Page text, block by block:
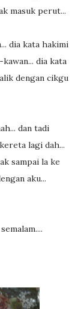
masuk perut...
dia kata hakimi
dia kata
dengan cikgu
dan tadi
lagi dah...
sampai la ke
aku...